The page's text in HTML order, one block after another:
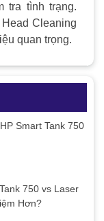
tra tình trạng.
Cleaning
quan trọng.
Smart Tank 750
750 vs Laser
Hơn?